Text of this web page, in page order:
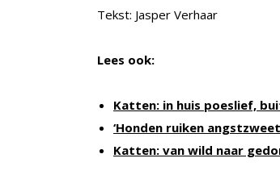
Tekst: Jasper Verhaar
Lees ook:
Katten: in huis poeslief,
‘Honden ruiken
Katten: van wild naar